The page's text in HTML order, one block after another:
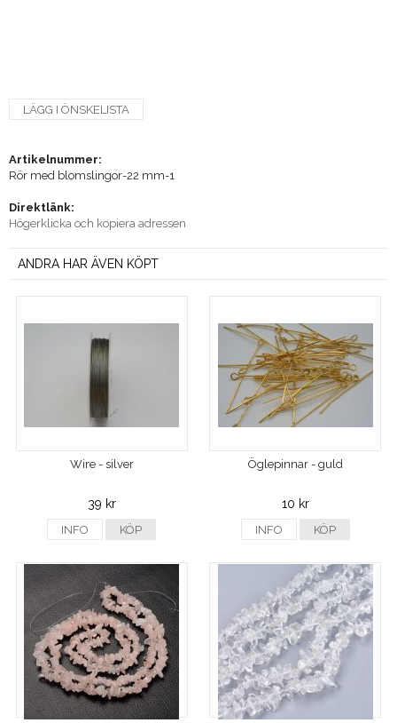
LÄGG I ÖNSKELISTA
Artikelnummer:
Rör med blomslingor-22 mm-1
Direktlänk:
Högerklicka och kopiera adressen
ANDRA HAR ÄVEN KÖPT
Wire - silver
39 kr
INFO KÖP
Öglepinnar - guld
10 kr
INFO KÖP